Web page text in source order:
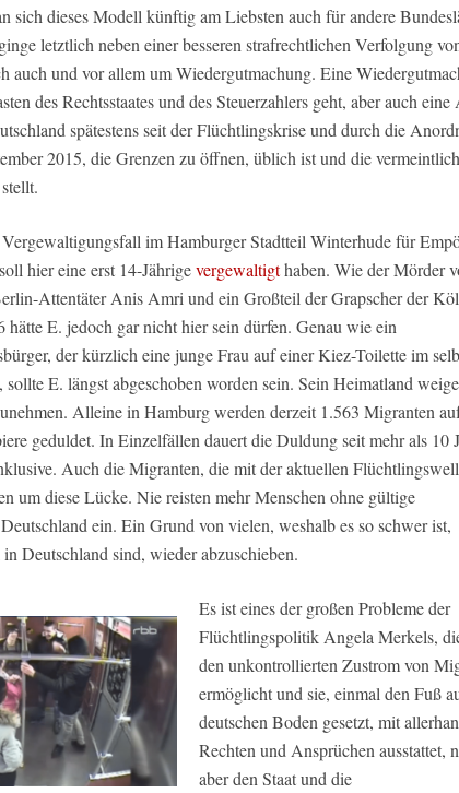
sich dieses Modell künftig am Liebsten auch für andere
letztlich neben einer besseren strafrechtlichen Verfolgung
auch und vor allem um Wiedergutmachung. Eine
des Rechtsstaates und des Steuerzahlers geht, aber auch eine
spätestens seit der Flüchtlingskrise und durch die
2015, die Grenzen zu öffnen, üblich ist und die
im Hamburger Stadtteil Winterhude für
hier eine erst 14-Jährigevergewaltigthaben. Wie der Mörder
Attentäter Anis Amri und ein Großteil der Grapscher der
hätte E. jedoch gar nicht hier sein dürfen. Genau wie ein
der kürzlich eine junge Frau auf einer Kiez-Toilette im
sollte E. längst abgeschoben worden sein. Sein Heimatland
Alleine in Hamburg werden derzeit 1.563 Migranten
geduldet. In Einzelfällen dauert die Duldung seit mehr als 10
Auch die Migranten, die mit der aktuellen
um diese Lücke. Nie reisten mehr Menschen ohne gültige
ein. Ein Grund von vielen, weshalb es so schwer ist,
Deutschland sind, wieder abzuschieben.
Es ist eines der großen Probleme der
Flüchtlingspolitik Angela Merkels,
den unkontrollierten Zustrom von
ermöglicht und sie, einmal den Fuß
deutschen Boden gesetzt, mit
Rechten und Ansprüchen ausstattet,
aber den Staat und die